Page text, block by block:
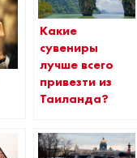
Какие
сувениры
лучше всего
привезти из
Таиланда?